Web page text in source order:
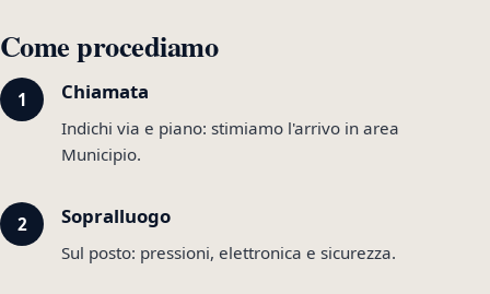
Come procediamo
Chiamata
Indichi via e piano: stimiamo l'arrivo in area
Municipio.
Sopralluogo
Sul posto: pressioni, elettronica e sicurezza.